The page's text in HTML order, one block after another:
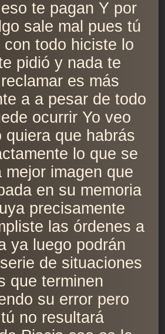
te pagan Y por
sale mal pues tú
con todo hiciste lo
pidió y nada te
es más
a a pesar de todo
ocurrir Yo veo
quiera que habrás
lo que se
mejor imagen que
en su memoria
precisamente
las órdenes a
ya luego podrán
de situaciones
que terminen
su error pero
no resultará